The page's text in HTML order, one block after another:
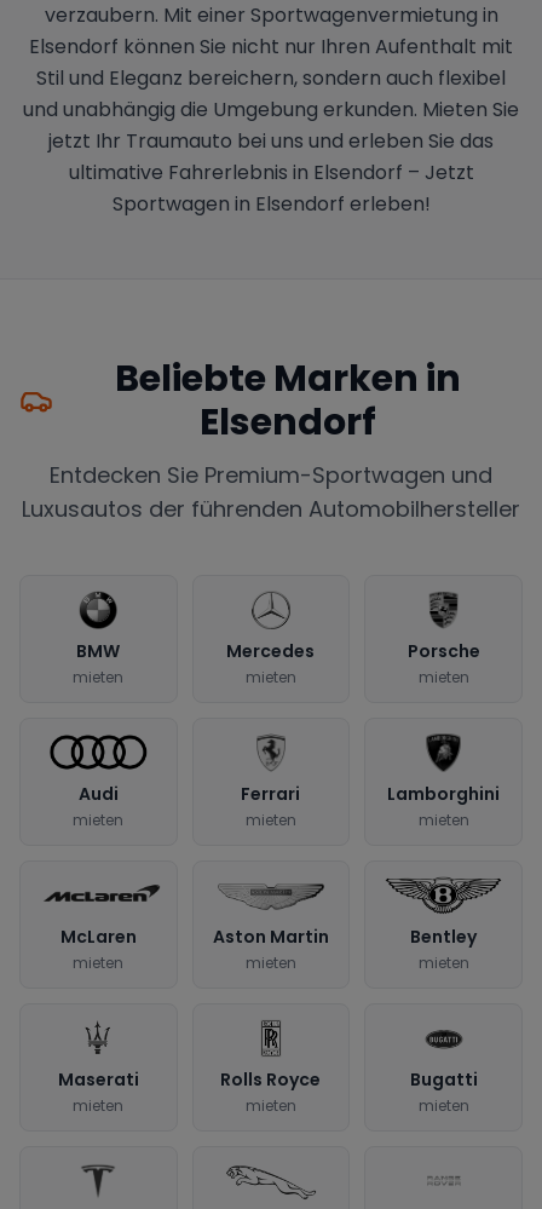
verzaubern. Mit einer Sportwagenvermietung in
Elsendorf können Sie nicht nur Ihren Aufenthalt mit
Stil und Eleganz bereichern, sondern auch flexibel
und unabhängig die Umgebung erkunden. Mieten Sie
jetzt Ihr Traumauto bei uns und erleben Sie das
ultimative Fahrerlebnis in Elsendorf – Jetzt
Sportwagen in Elsendorf erleben!
Beliebte Marken in
Elsendorf
Entdecken Sie Premium-Sportwagen und
Luxusautos der führenden Automobilhersteller
BMW
mieten
Mercedes
mieten
Porsche
mieten
Audi
mieten
Ferrari
mieten
Lamborghini
mieten
McLaren
mieten
Aston Martin
mieten
Bentley
mieten
Maserati
mieten
Rolls Royce
mieten
Bugatti
mieten